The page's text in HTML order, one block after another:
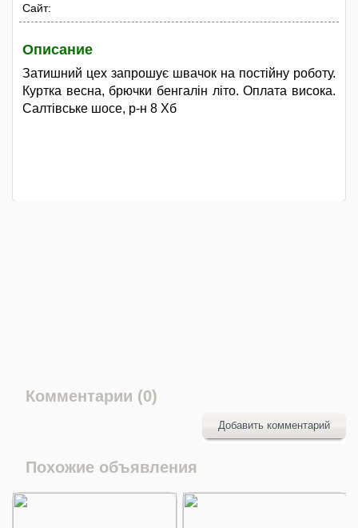
Сайт:
Описание
Затишний цех запрошує швачок на постiйну роботу.
Куртка весна, брючки бенгалін літо. Оплата висока.
Салтівське шосе, р-н 8 Хб
Комментарии (0)
Добавить комментарий
Похожие объявления